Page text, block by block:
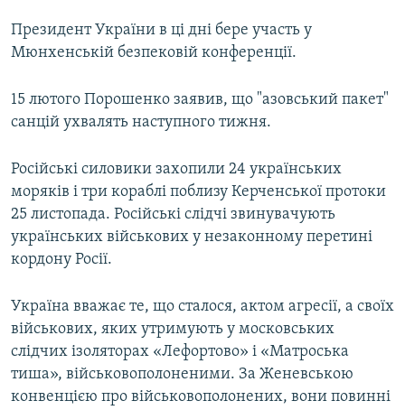
Президент України в ці дні бере участь у
Мюнхенській безпековій конференції.
15 лютого Порошенко заявив, що "азовський пакет"
санцій ухвалять наступного тижня.
Російські силовики захопили 24 українських
моряків і три кораблі поблизу Керченської протоки
25 листопада. Російські слідчі звинувачують
українських військових у незаконному перетині
кордону Росії.
Україна вважає те, що сталося, актом агресії, а своїх
військових, яких утримують у московських
слідчих ізоляторах «Лефортово» і «Матроська
тиша», військовополоненими. За Женевською
конвенцією про військовополонених, вони повинні